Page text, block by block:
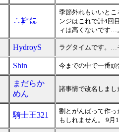
∴㌢㍍
季節外れもいいと
ンジはこれで計4回
ィは高くないです…
HydroyS ラグタイムです。…
Shin 今までの中で一番
まだらか
めん
諸事情で改名しま
騎士王321
割とがんばって作
もしれません。 9月